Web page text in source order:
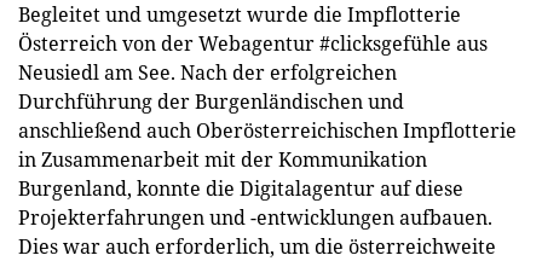
Begleitet und umgesetzt wurde die Impflotterie
Österreich von der Webagentur #clicksgefühle aus
Neusiedl am See. Nach der erfolgreichen
Durchführung der Burgenländischen und
anschließend auch Oberösterreichischen Impflotterie
in Zusammenarbeit mit der Kommunikation
Burgenland, konnte die Digitalagentur auf diese
Projekterfahrungen und -entwicklungen aufbauen.
Dies war auch erforderlich, um die österreichweite